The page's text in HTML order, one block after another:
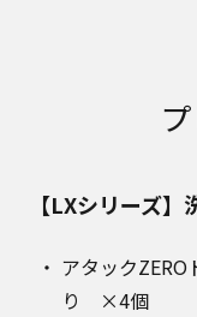
【LXシリーズ
アタック
り ×4個